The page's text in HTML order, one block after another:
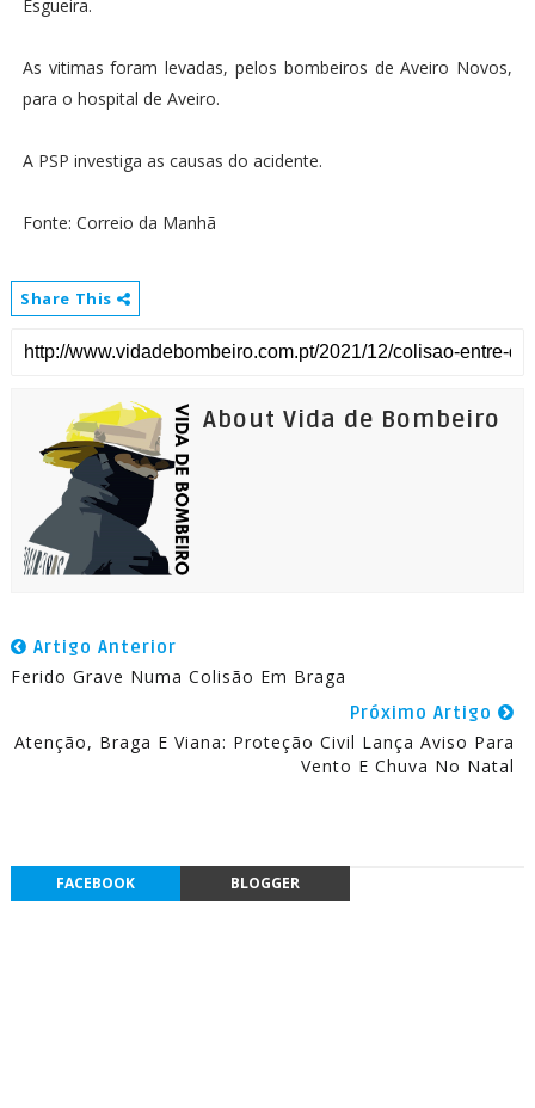
Esgueira.
As vitimas foram levadas, pelos bombeiros de Aveiro Novos,
para o hospital de Aveiro.
A PSP investiga as causas do acidente.
Fonte: Correio da Manhã
Share This
About Vida de Bombeiro
Artigo Anterior
Ferido Grave Numa Colisão Em Braga
Próximo Artigo
Atenção, Braga E Viana: Proteção Civil Lança Aviso Para
Vento E Chuva No Natal
FACEBOOK BLOGGER